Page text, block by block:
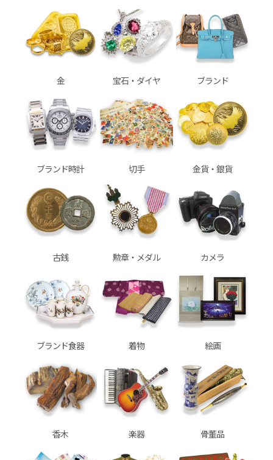
金 宝石・ダイヤ ブランド
ブランド時計 切手 金貨・銀貨
古銭 勲章・メダル カメラ
ブランド食器 着物 絵画
香木 楽器 骨董品